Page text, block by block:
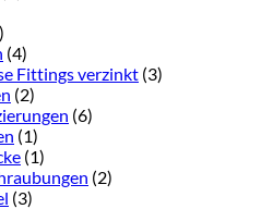
(4)
Fittings verzinkt (3)
(2)
(6)
(1)
(1)
(2)
(3)